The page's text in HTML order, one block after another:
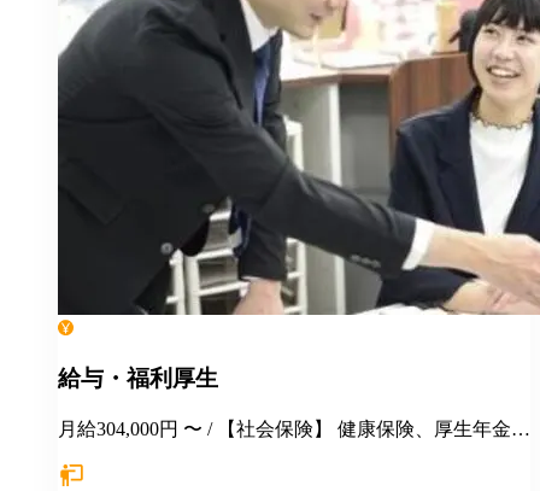
給与・福利厚生
月給304,000円 〜 / 【社会保険】 健康保険、厚生年金保
永年勤続表彰 季節講習報奨金 各種インセンティブ制度